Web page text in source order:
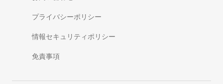
プライバシーポリシー
情報セキュリティポリシー
免責事項